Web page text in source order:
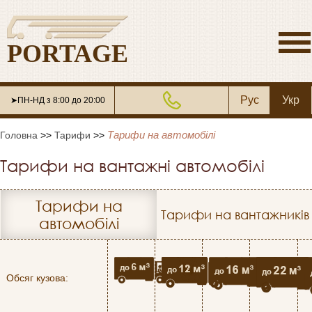
PORTAGE
➤ПН-НД з 8:00 до 20:00 Рус Укр
Головна >> Тарифи >> Тарифи на автомобілі
Тарифи на вантажні автомобілі
Тарифи на
автомобілі
Тарифи на вантажників
Обсяг кузова: